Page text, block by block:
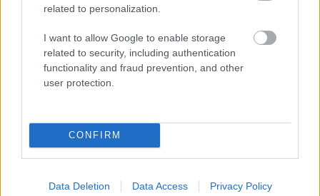
related to personalization.
I want to allow Google to enable storage
related to security, including authentication
functionality and fraud prevention, and other
user protection.
CONFIRM
Data Deletion Data Access Privacy Policy